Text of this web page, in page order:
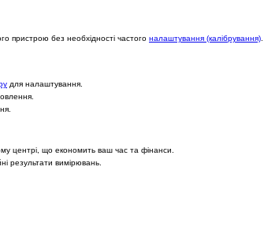
пристрою без необхідності частого налаштування (калібрування)
для налаштування.
центрі, що економить ваш час та фінанси.
результати вимірювань.